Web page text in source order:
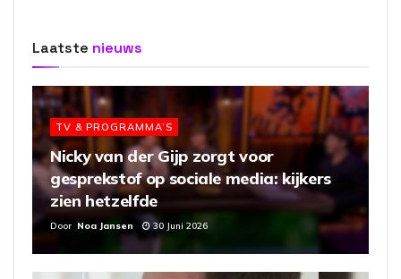
Laatste nieuws
TV & PROGRAMMA’S
Nicky van der Gijp zorgt voor
gesprekstof op sociale media: kijkers
zien hetzelfde
Door Noa Jansen 30 Juni 2026